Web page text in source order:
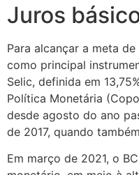
Juros
Para alcançar a meta
como principal
Selic, definida em
Política Monetária
desde agosto do ano
de 2017, quando
Em março de 2021, o